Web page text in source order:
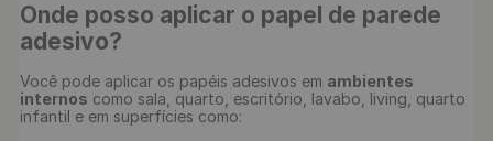
Onde posso aplicar o papel de parede
adesivo?
Você pode aplicar os papéis adesivos em ambientes
internos como sala, quarto, escritório, lavabo, living, quarto
infantil e em superfícies como: